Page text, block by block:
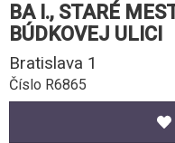
BA I., STARÉ
BÚDKOVEJ ULICI
Bratislava 1
Číslo R6865